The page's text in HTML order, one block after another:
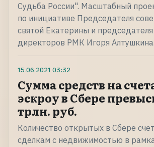
Судьба России". Масштабный
по инициативе Председателя
святой Екатерины и
директоров РМК Игоря
15.06.2021 03:32
Сумма средств на
эскроу в Сбере
трлн. руб.
Количество открытых в Сбере
сделкам с недвижимостью в